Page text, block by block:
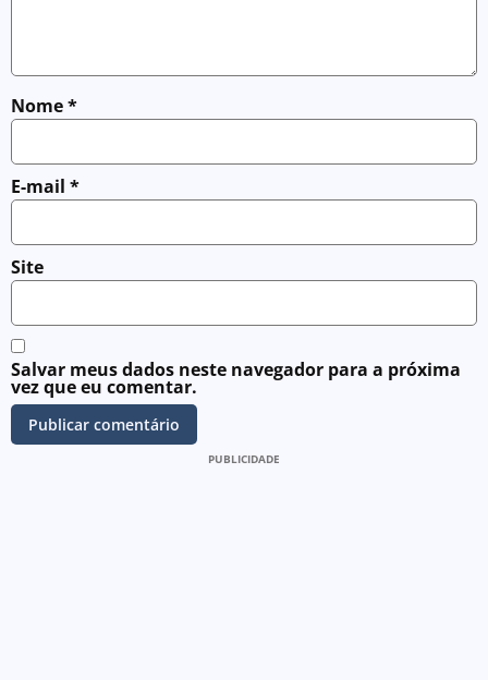
Nome*
E-mail *
Site
Salvar meus dados neste navegador para a próxima
vez que eu comentar.
PUBLICIDADE